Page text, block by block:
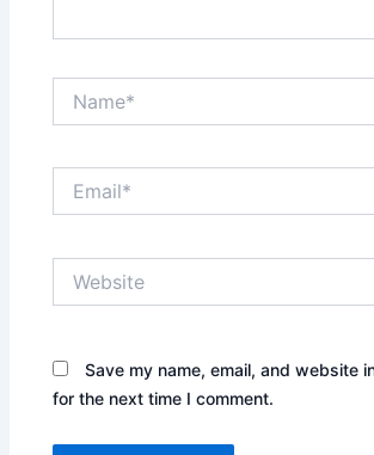
Save my name, email, and website
for the next time I comment.